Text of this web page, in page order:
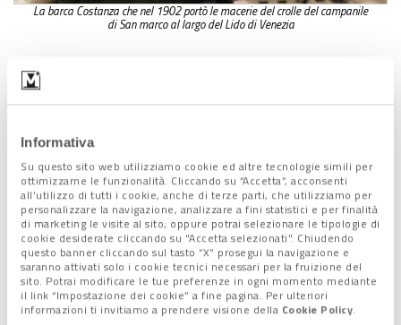
Informativa
Su questo sito web utilizziamo cookie ed altre tecnologie simili per
ottimizzarne le funzionalità. Cliccando su “Accetta”, acconsenti
all’utilizzo di tutti i cookie, anche di terze parti, che utilizziamo per
personalizzare la navigazione, analizzare a fini statistici e per finalità
di marketing le visite al sito; oppure potrai selezionare le tipologie di
cookie desiderate cliccando su "Accetta selezionati". Chiudendo
questo banner cliccando sul tasto “X” prosegui la navigazione e
saranno attivati solo i cookie tecnici necessari per la fruizione del
sito. Potrai modificare le tue preferenze in ogni momento mediante
il link “Impostazione dei cookie” a fine pagina. Per ulteriori
informazioni ti invitiamo a prendere visione della Cookie Policy.
La barca Costanza che nel 1902 portò le macerie del crolle del campanile
di San marco al largo del Lido di Venezia
primi ritrovamenti furono nel 1999
lidense Giorgio Bortoli, che li recuperò a San Nicolò.
casa di Woody Allen.
con base in mattone creato per ilConsiglio Regionale del
Veneto.
Successive immersioni negli anni2000hanno permesso di
portare alla luce altri mattoni riconducibili a quell’epoca. Anche
il fotografo e scrittore Riccardo Roiter Rigoni nel suo libro
Come la Luna alle porte dell’alba” pubblicato nel 2019, scrive